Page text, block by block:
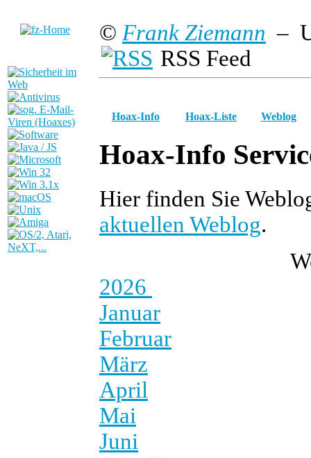
© Frank Ziemann –
RSS Feed
Hoax-Info Hoax-Liste Weblog
Hoax-Info
Hier finden Sie
aktuellen Weblog.
2026
Januar
Februar
März
April
Mai
Juni